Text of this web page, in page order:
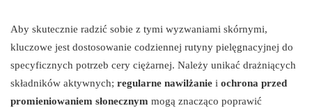
Aby skutecznie radzić sobie z tymi wyzwaniami skórnymi,
kluczowe jest dostosowanie codziennej rutyny pielęgnacyjnej do
specyficznych potrzeb cery ciężarnej. Należy unikać drażniących
składników aktywnych; regularne nawilżanie i ochrona przed
promieniowaniem słonecznym mogą znacząco poprawić